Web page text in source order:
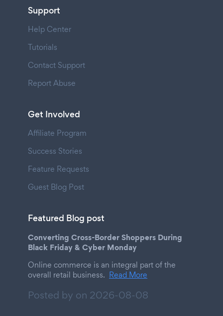
Support
Help Center
Tutorials
Contact Support
Report Abuse
Get Involved
Affiliate Program
Success Stories
Feature Requests
Guest Blog Post
Featured Blog post
Converting Cross-Border Shoppers During
Black Friday & Cyber Monday
Online commerce is an integral part of the
overall retail business. Read More
Posted by on 2026-08-08